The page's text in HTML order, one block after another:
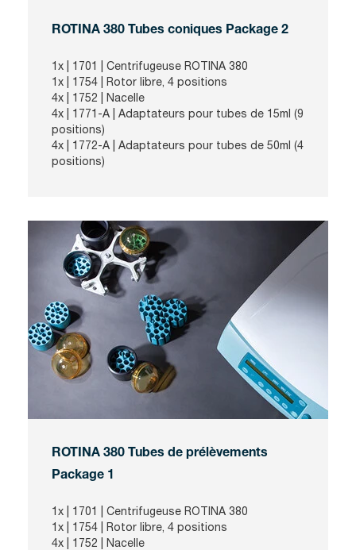
ROTINA 380 Tubes coniques Package 2
1x | 1701 | Centrifugeuse ROTINA 380
1x | 1754 |
Rotor libre, 4 positions
4x | 1752 | Nacelle
4x | 1771-A | Adaptateurs pour tubes de 15ml (9
positions)
4x | 1772-A | Adaptateurs pour tubes de 50ml (4
positions)
ROTINA 380 Tubes de prélèvements
Package 1
1x | 1701 | Centrifugeuse ROTINA 380
1x | 1754 |
Rotor libre, 4 positions
4x | 1752 | Nacelle